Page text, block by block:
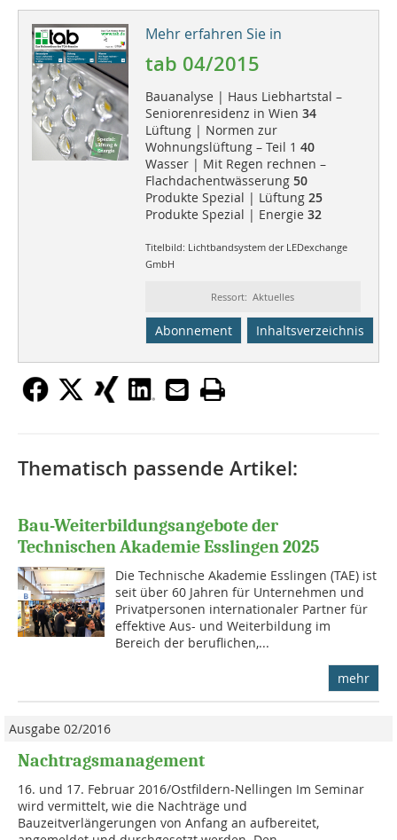
Mehr erfahren Sie in
tab 04/2015
Bauanalyse | Haus Liebhartstal –
Seniorenresidenz in Wien 34
Lüftung | Normen zur
Wohnungslüftung – Teil 1 40
Wasser | Mit Regen rechnen –
Flachdachentwässerung 50
Produkte Spezial | Lüftung 25
Produkte Spezial | Energie 32
Titelbild: Lichtbandsystem der LEDexchange
GmbH
Ressort: Aktuelles
Abonnement Inhaltsverzeichnis
Thematisch passende Artikel:
Bau-Weiterbildungsangebote der
Technischen Akademie Esslingen 2025
Die Technische Akademie Esslingen (TAE) ist
seit über 60 Jahren für Unternehmen und
Privatpersonen internationaler Partner für
effektive Aus- und Weiterbildung im
Bereich der beruflichen,...
mehr
Ausgabe 02/2016
Nachtragsmanagement
16. und 17. Februar 2016/Ostfildern-Nellingen Im Seminar
wird vermittelt, wie die Nachträge und
Bauzeitverlängerungen von Anfang an aufbereitet,